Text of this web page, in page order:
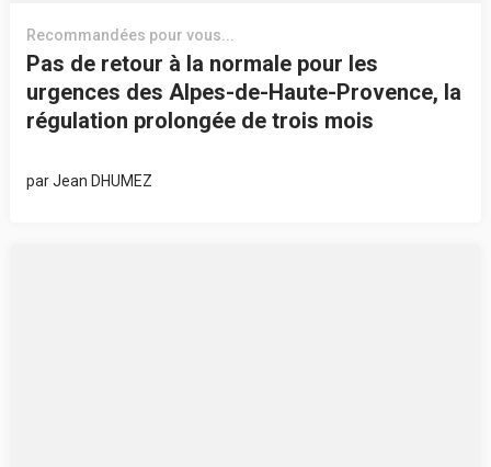
Recommandées pour vous...
Pas de retour à la normale pour les
urgences des Alpes-de-Haute-Provence, la
régulation prolongée de trois mois
parJean DHUMEZ